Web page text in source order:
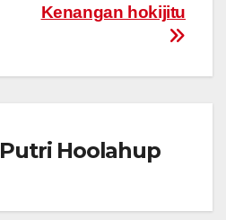
Kenangan hokijitu
Putri Hoolahup